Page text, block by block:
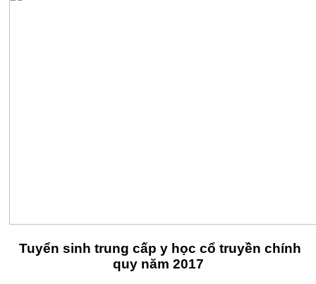
Tuyển sinh trung cấp y học cổ truyền chính
quy năm 2017